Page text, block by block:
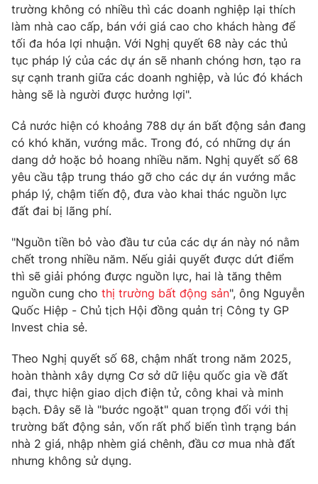
Photo Infographic
Video Shorts video
VTV Money VTV Thể thao
VTV Sức khoẻ Bất động sản
Thị trường 24h Tấm lòng Việt
VTV4
VTV9 VTV8
Liên hệ tòa soạn English
THỜI BÁO VTV
Theo dõi báo trên
Cơ quan chủ quản:Đài Truyền hình Việt Nam
trường không có nhiều thì các doanh nghiệp lại thích
làm nhà cao cấp, bán với giá cao cho khách hàng để
tối đa hóa lợi nhuận. Với Nghị quyết 68 này các thủ
tục pháp lý của các dự án sẽ nhanh chóng hơn, tạo ra
sự cạnh tranh giữa các doanh nghiệp, và lúc đó khách
hàng sẽ là người được hưởng lợi".
Cả nước hiện có khoảng 788 dự án bất động sản đang
có khó khăn, vướng mắc. Trong đó, có những dự án
dang dở hoặc bỏ hoang nhiều năm. Nghị quyết số 68
yêu cầu tập trung tháo gỡ cho các dự án vướng mắc
pháp lý, chậm tiến độ, đưa vào khai thác nguồn lực
đất đai bị lãng phí.
"Nguồn tiền bỏ vào đầu tư của các dự án này nó nằm
chết trong nhiều năm. Nếu giải quyết được dứt điểm
thì sẽ giải phóng được nguồn lực, hai là tăng thêm
nguồn cung cho thị trường bất động sản", ông Nguyễn
Quốc Hiệp - Chủ tịch Hội đồng quản trị Công ty GP
Invest chia sẻ.
Theo Nghị quyết số 68, chậm nhất trong năm 2025,
hoàn thành xây dựng Cơ sở dữ liệu quốc gia về đất
đai, thực hiện giao dịch điện tử, công khai và minh
bạch. Đây sẽ là "bước ngoặt" quan trọng đối với thị
trường bất động sản, vốn rất phổ biến tình trạng bán
nhà 2 giá, nhập nhèm giá chênh, đầu cơ mua nhà đất
nhưng không sử dụng.